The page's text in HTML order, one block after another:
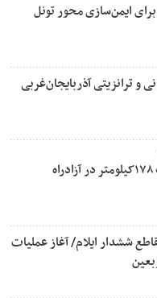
تومان برای ایمن‌سازی محور تونل
و ترانزیتی آذربایجان‌غربی
توقیف «بی ام و» با سرعت ۱۷۸کیلومتر در آزادراه
ششدار ایلام/ آغاز عملیات